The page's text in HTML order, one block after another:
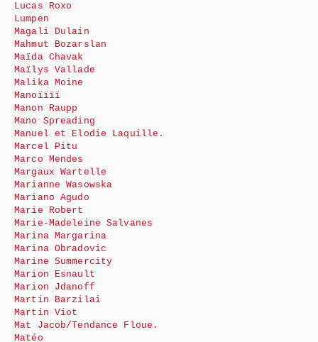
Lucas Roxo
Lumpen
Magali Dulain
Mahmut Bozarslan
Maïda Chavak
Maïlys Vallade
Malika Moine
Manoïïïï
Manon Raupp
Mano Spreading
Manuel et Elodie Laquille.
Marcel Pitu
Marco Mendes
Margaux Wartelle
Marianne Wasowska
Mariano Agudo
Marie Robert
Marie-Madeleine Salvanes
Marina Margarina
Marina Obradovic
Marine Summercity
Marion Esnault
Marion Jdanoff
Martin Barzilai
Martin Viot
Mat Jacob/Tendance Floue.
Matéo